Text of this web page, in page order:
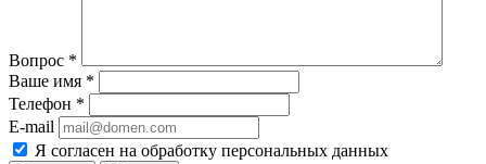
Вопрос *
Ваше имя *
Телефон *
E-mail
Я согласен на обработку персональных данных